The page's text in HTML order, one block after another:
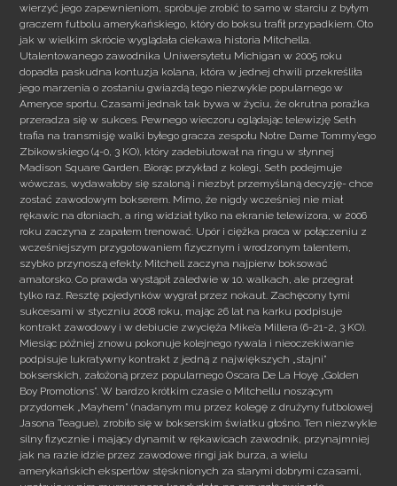
wierzyć jego zapewnieniom, spróbuje zrobić to samo w starciu z byłym
graczem futbolu amerykańskiego, który do boksu trafił przypadkiem. Oto
jak w wielkim skrócie wyglądała ciekawa historia Mitchella.
Utalentowanego zawodnika Uniwersytetu Michigan w 2005 roku
dopadła paskudna kontuzja kolana, która w jednej chwili przekreśliła
jego marzenia o zostaniu gwiazdą tego niezwykle popularnego w
Ameryce sportu. Czasami jednak tak bywa w życiu, że okrutna porażka
przeradza się w sukces. Pewnego wieczoru oglądając telewizję Seth
trafia na transmisję walki byłego gracza zespołu Notre Dame Tommy’ego
Zbikowskiego (4-0, 3 KO), który zadebiutował na ringu w słynnej
Madison Square Garden. Biorąc przykład z kolegi, Seth podejmuje
wówczas, wydawałoby się szaloną i niezbyt przemyślaną decyzję- chce
zostać zawodowym bokserem. Mimo, że nigdy wcześniej nie miał
rękawic na dłoniach, a ring widział tylko na ekranie telewizora, w 2006
roku zaczyna z zapałem trenować. Upór i ciężka praca w połączeniu z
wcześniejszym przygotowaniem fizycznym i wrodzonym talentem,
szybko przynoszą efekty. Mitchell zaczyna najpierw boksować
amatorsko. Co prawda wystąpił zaledwie w 10. walkach, ale przegrał
tylko raz. Resztę pojedynków wygrał przez nokaut. Zachęcony tymi
sukcesami w styczniu 2008 roku, mając 26 lat na karku podpisuje
kontrakt zawodowy i w debiucie zwycięża Mike’a Millera (6-21-2, 3 KO).
Miesiąc później znowu pokonuje kolejnego rywala i nieoczekiwanie
podpisuje lukratywny kontrakt z jedną z największych „stajni”
bokserskich, założoną przez popularnego Oscara De La Hoyę „Golden
Boy Promotions”. W bardzo krótkim czasie o Mitchellu noszącym
przydomek „Mayhem” (nadanym mu przez kolegę z drużyny futbolowej
Jasona Teague), zrobiło się w bokserskim światku głośno. Ten niezwykle
silny fizycznie i mający dynamit w rękawicach zawodnik, przynajmniej
jak na razie idzie przez zawodowe ringi jak burza, a wielu
amerykańskich ekspertów stęsknionych za starymi dobrymi czasami,